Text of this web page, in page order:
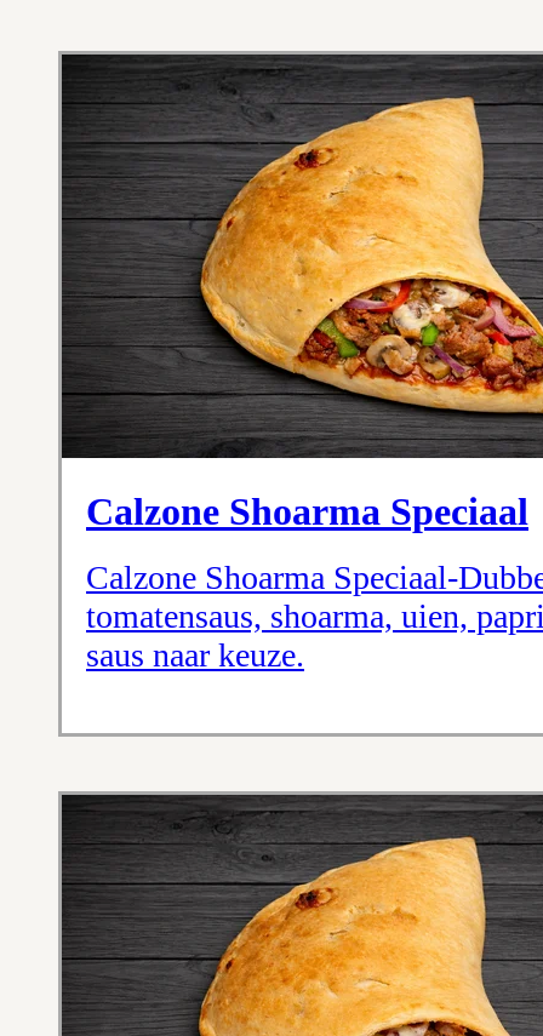
Calzone Shoarma Speciaal
Calzone Shoarma Speciaal-
tomatensaus, shoarma, uien,
saus naar keuze.